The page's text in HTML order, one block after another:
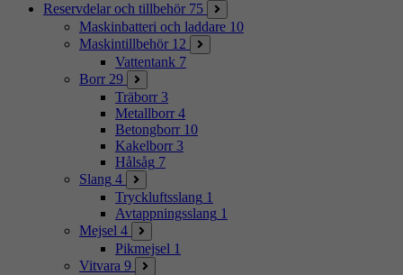
Reservdelar och tillbehör 75
Maskinbatteri och laddare 10
Maskintillbehör 12
Vattentank 7
Borr 29
Träborr 3
Metallborr 4
Betongborr 10
Kakelborr 3
Hålsåg 7
Slang 4
Tryckluftsslang 1
Avtappningsslang 1
Mejsel 4
Pikmejsel 1
Vitvara 9